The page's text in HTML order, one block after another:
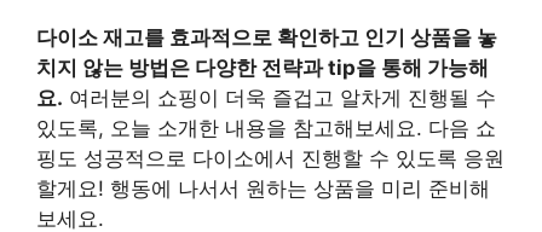
다이소 재고를 효과적으로 확인하고 인기 상품을 놓
치지 않는 방법은 다양한 전략과 tip을 통해 가능해
요. 여러분의 쇼핑이 더욱 즐겁고 알차게 진행될 수
있도록, 오늘 소개한 내용을 참고해보세요. 다음 쇼
핑도 성공적으로 다이소에서 진행할 수 있도록 응원
할게요! 행동에 나서서 원하는 상품을 미리 준비해
보세요.